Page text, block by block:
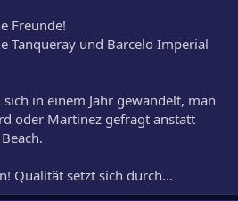
Freunde!
Tanqueray und Barcelo Imperial
in einem Jahr gewandelt, man
oder Martinez gefragt anstatt
Qualität setzt sich durch...